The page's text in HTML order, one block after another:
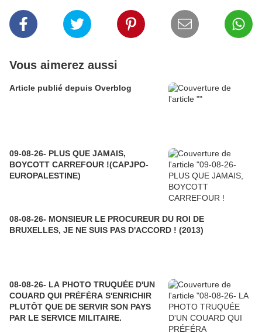
Vous aimerez aussi
Article publié depuis Overblog
09-08-26- PLUS QUE JAMAIS,
BOYCOTT CARREFOUR !(CAPJPO-
EUROPALESTINE)
08-08-26- MONSIEUR LE PROCUREUR DU ROI DE
BRUXELLES, JE NE SUIS PAS D'ACCORD ! (2013)
08-08-26- LA PHOTO TRUQUÉE D'UN
COUARD QUI PRÉFÉRA S'ENRICHIR
PLUTÔT QUE DE SERVIR SON PAYS
PAR LE SERVICE MILITAIRE.